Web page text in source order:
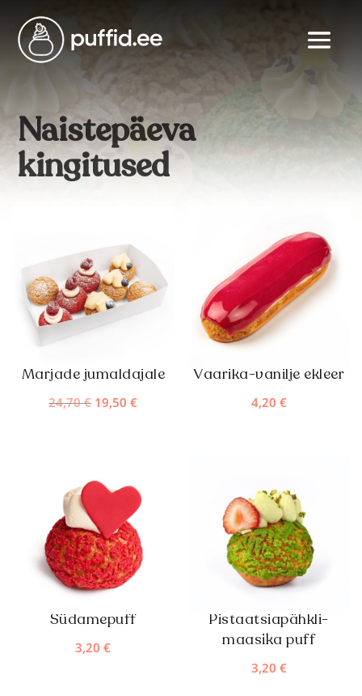
Naistepäeva
kingitused
Marjade jumaldajale
24,70€ Algne
19,50€
Vaarika-vanilje ekleer
4,20 €
Südamepuff
3,20€
Pistaatsiapähkli-
maasika puff
3,20 €